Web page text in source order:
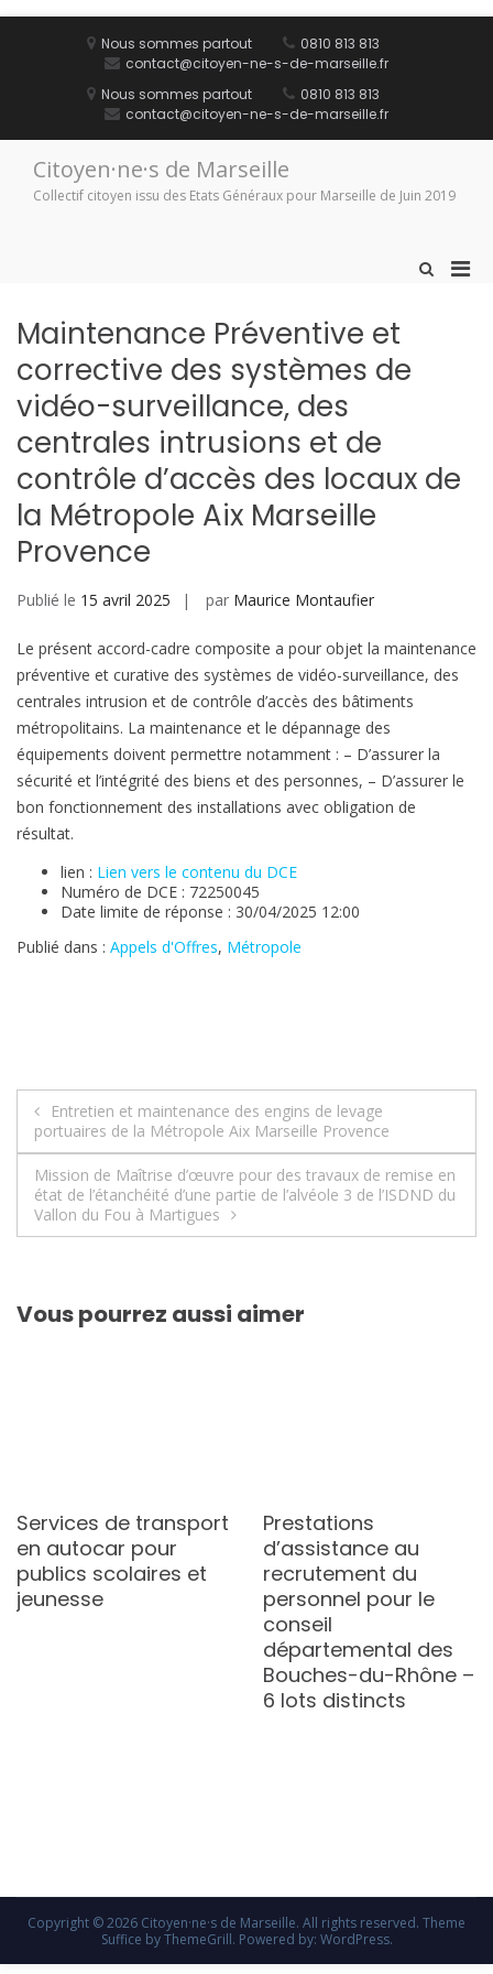
Nous sommes partout
0810 813 813
contact@citoyen-ne-s-de-marseille.fr
Nous sommes partout
0810 813 813
contact@citoyen-ne-s-de-marseille.fr
Citoyen·ne·s de Marseille
Collectif citoyen issu des Etats Généraux pour Marseille de Juin 2019
Afficher
Maintenance Préventive et
corrective des systèmes de
vidéo-surveillance, des
centrales intrusions et de
contrôle d’accès des locaux de
la Métropole Aix Marseille
Provence
Publié le 15 avril 2025 par Maurice Montaufier
Le présent accord-cadre composite a pour objet la maintenance
préventive et curative des systèmes de vidéo-surveillance, des
centrales intrusion et de contrôle d’accès des bâtiments
métropolitains. La maintenance et le dépannage des
équipements doivent permettre notamment : – D’assurer la
sécurité et l’intégrité des biens et des personnes, – D’assurer le
bon fonctionnement des installations avec obligation de
résultat.
lien : Lien vers le contenu du DCE
Numéro de DCE : 72250045
Date limite de réponse : 30/04/2025 12:00
Publié dans : Appels d'Offres, Métropole
Navigation
de
l’article
Entretien et maintenance des engins de levage
portuaires de la Métropole Aix Marseille Provence
Mission de Maîtrise d’œuvre pour des travaux de remise en
état de l’étanchéité d’une partie de l’alvéole 3 de l’ISDND du
Vallon du Fou à Martigues
Vous pourrez aussi aimer
Services de transport
en autocar pour
publics scolaires et
jeunesse
Prestations
d’assistance au
recrutement du
personnel pour le
conseil
départemental des
Bouches-du-Rhône –
6 lots distincts
Copyright © 2026 Citoyen·ne·s de Marseille. All rights reserved. Theme
Suffice by ThemeGrill. Powered by: WordPress.